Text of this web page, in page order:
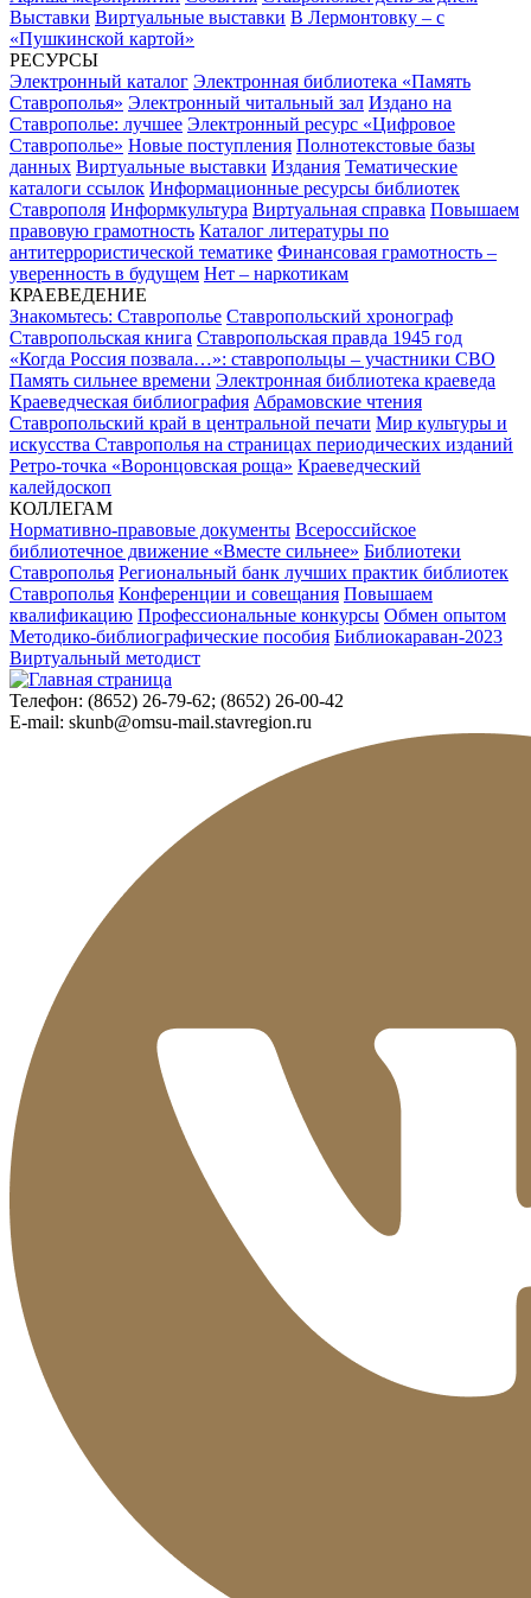
Выставки Виртуальные выставки В Лермонтовку – с
«Пушкинской картой»
РЕСУРСЫ
Электронный каталог Электронная библиотека «Память
Ставрополья» Электронный читальный зал Издано на
Ставрополье: лучшее Электронный ресурс «Цифровое
Ставрополье» Новые поступления Полнотекстовые базы
данных Виртуальные выставки Издания Тематические
каталоги ссылок Информационные ресурсы библиотек
Ставрополя Информкультура Виртуальная справка Повышаем
правовую грамотность Каталог литературы по
антитеррористической тематике Финансовая грамотность –
уверенность в будущем Нет – наркотикам
КРАЕВЕДЕНИЕ
Знакомьтесь: Ставрополье Ставропольский хронограф
Ставропольская книга Ставропольская правда 1945 год
«Когда Россия позвала…»: ставропольцы – участники СВО
Память сильнее времени Электронная библиотека краеведа
Краеведческая библиография Абрамовские чтения
Ставропольский край в центральной печати Мир культуры и
искусства Ставрополья на страницах периодических изданий
Ретро-точка «Воронцовская роща» Краеведческий
калейдоскоп
КОЛЛЕГАМ
Нормативно-правовые документы Всероссийское
библиотечное движение «Вместе сильнее» Библиотеки
Ставрополья Региональный банк лучших практик библиотек
Ставрополья Конференции и совещания Повышаем
квалификацию Профессиональные конкурсы Обмен опытом
Методико-библиографические пособия Библиокараван-2023
Виртуальный методист
Телефон: (8652) 26-79-62; (8652) 26-00-42
E-mail: skunb@omsu-mail.stavregion.ru